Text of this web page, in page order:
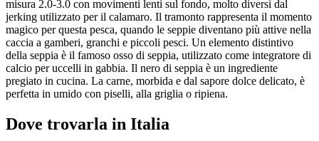
misura 2.0-3.0 con movimenti lenti sul fondo, molto diversi dal
jerking utilizzato per il calamaro. Il tramonto rappresenta il momento
magico per questa pesca, quando le seppie diventano più attive nella
caccia a gamberi, granchi e piccoli pesci. Un elemento distintivo
della seppia è il famoso osso di seppia, utilizzato come integratore di
calcio per uccelli in gabbia. Il nero di seppia è un ingrediente
pregiato in cucina. La carne, morbida e dal sapore dolce delicato, è
perfetta in umido con piselli, alla griglia o ripiena.
Dove trovarla in Italia